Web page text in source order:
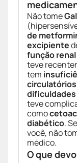
Não tome
de
excipiente
função
teve
tem
teve
como
diabético.
você, não
médico.
O que